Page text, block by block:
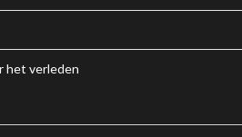
het verleden